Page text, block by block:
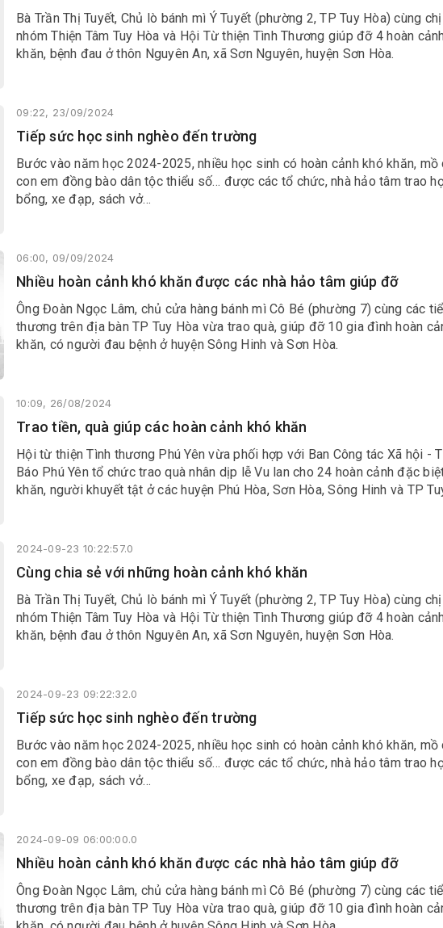
Bà Trần Thị Tuyết, Chủ lò bánh mì Ý Tuyết (phường 2, TP Tuy Hòa) cùng
nhóm Thiện Tâm Tuy Hòa và Hội Từ thiện Tình Thương giúp đỡ 4 hoàn
khăn, bệnh đau ở thôn Nguyên An, xã Sơn Nguyên, huyện Sơn Hòa.
09:22, 23/09/2024
Tiếp sức học sinh nghèo đến trường
Bước vào năm học 2024-2025, nhiều học sinh có hoàn cảnh khó khăn, mồ
con em đồng bào dân tộc thiểu số… được các tổ chức, nhà hảo tâm trao
bổng, xe đạp, sách vở…
06:00, 09/09/2024
Nhiều hoàn cảnh khó khăn được các nhà hảo tâm giúp đỡ
Ông Đoàn Ngọc Lâm, chủ cửa hàng bánh mì Cô Bé (phường 7) cùng các
thương trên địa bàn TP Tuy Hòa vừa trao quà, giúp đỡ 10 gia đình hoàn
khăn, có người đau bệnh ở huyện Sông Hinh và Sơn Hòa.
10:09, 26/08/2024
Trao tiền, quà giúp các hoàn cảnh khó khăn
Hội từ thiện Tình thương Phú Yên vừa phối hợp với Ban Công tác Xã hội -
Báo Phú Yên tổ chức trao quà nhân dịp lễ Vu lan cho 24 hoàn cảnh đặc
khăn, người khuyết tật ở các huyện Phú Hòa, Sơn Hòa, Sông Hinh và TP
2024-09-23 10:22:57.0
Cùng chia sẻ với những hoàn cảnh khó khăn
Bà Trần Thị Tuyết, Chủ lò bánh mì Ý Tuyết (phường 2, TP Tuy Hòa) cùng
nhóm Thiện Tâm Tuy Hòa và Hội Từ thiện Tình Thương giúp đỡ 4 hoàn
khăn, bệnh đau ở thôn Nguyên An, xã Sơn Nguyên, huyện Sơn Hòa.
2024-09-23 09:22:32.0
Tiếp sức học sinh nghèo đến trường
Bước vào năm học 2024-2025, nhiều học sinh có hoàn cảnh khó khăn, mồ
con em đồng bào dân tộc thiểu số… được các tổ chức, nhà hảo tâm trao
bổng, xe đạp, sách vở…
2024-09-09 06:00:00.0
Nhiều hoàn cảnh khó khăn được các nhà hảo tâm giúp đỡ
Ông Đoàn Ngọc Lâm, chủ cửa hàng bánh mì Cô Bé (phường 7) cùng các
thương trên địa bàn TP Tuy Hòa vừa trao quà, giúp đỡ 10 gia đình hoàn